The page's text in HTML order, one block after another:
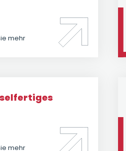
mehr
mehr